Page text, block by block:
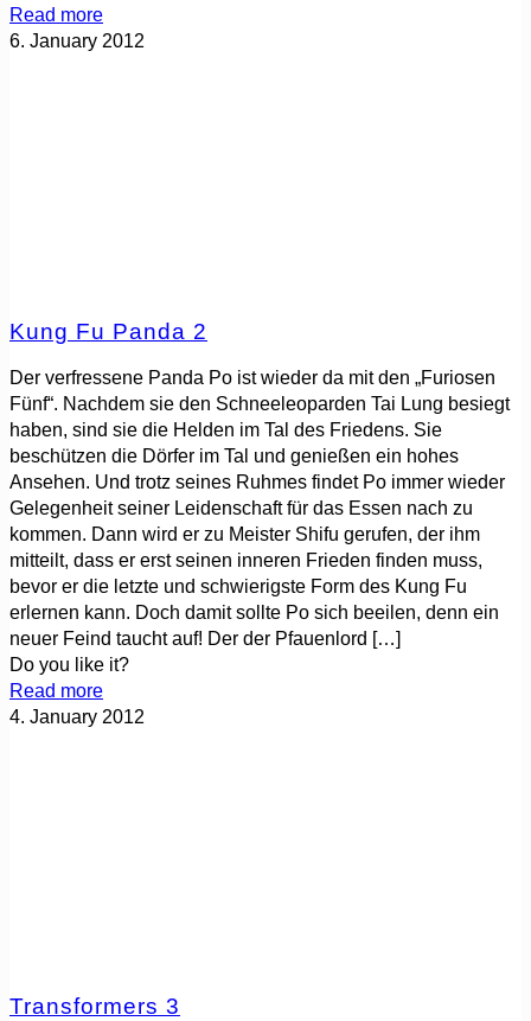
Read more
6. January 2012
Kung Fu Panda 2
Der verfressene Panda Po ist wieder da mit den „Furiosen
Fünf“. Nachdem sie den Schneeleoparden Tai Lung besiegt
haben, sind sie die Helden im Tal des Friedens. Sie
beschützen die Dörfer im Tal und genießen ein hohes
Ansehen. Und trotz seines Ruhmes findet Po immer wieder
Gelegenheit seiner Leidenschaft für das Essen nach zu
kommen. Dann wird er zu Meister Shifu gerufen, der ihm
mitteilt, dass er erst seinen inneren Frieden finden muss,
bevor er die letzte und schwierigste Form des Kung Fu
erlernen kann. Doch damit sollte Po sich beeilen, denn ein
neuer Feind taucht auf! Der der Pfauenlord […]
Do you like it?
Read more
4. January 2012
Transformers 3